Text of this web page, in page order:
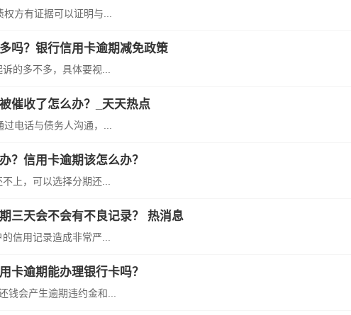
方有证据可以证明与...
吗？银行信用卡逾期减免政策
的多不多，具体要视...
催收了怎么办？_天天热点
电话与债务人沟通，...
？信用卡逾期该怎么办？
上，可以选择分期还...
三天会不会有不良记录？ 热消息
信用记录造成非常严...
卡逾期能办理银行卡吗？
钱会产生逾期违约金和...